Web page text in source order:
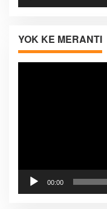
YOK KE MERANTI
00:00